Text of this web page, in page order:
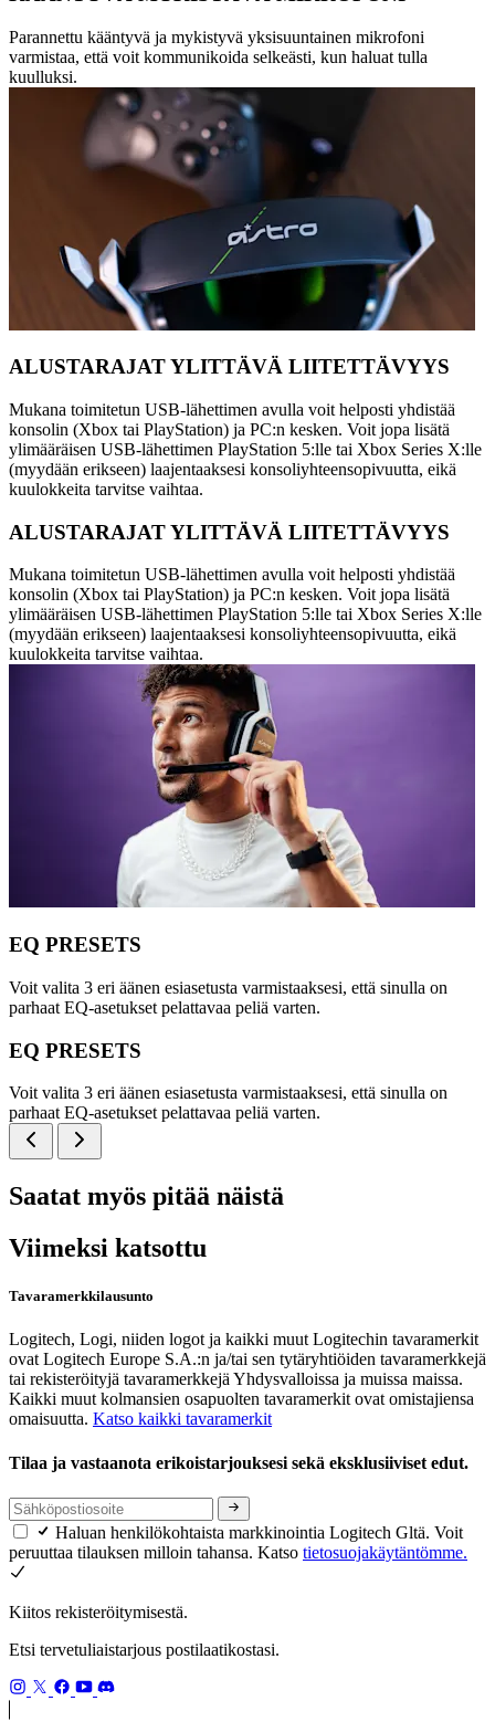
Parannettu kääntyvä ja mykistyvä yksisuuntainen mikrofoni
varmistaa, että voit kommunikoida selkeästi, kun haluat tulla
kuulluksi.
ALUSTARAJAT YLITTÄVÄ LIITETTÄVYYS
Mukana toimitetun USB-lähettimen avulla voit helposti yhdistää
konsolin (Xbox tai PlayStation) ja PC:n kesken. Voit jopa lisätä
ylimääräisen USB-lähettimen PlayStation 5:lle tai Xbox Series X:lle
(myydään erikseen) laajentaaksesi konsoliyhteensopivuutta, eikä
kuulokkeita tarvitse vaihtaa.
ALUSTARAJAT YLITTÄVÄ LIITETTÄVYYS
Mukana toimitetun USB-lähettimen avulla voit helposti yhdistää
konsolin (Xbox tai PlayStation) ja PC:n kesken. Voit jopa lisätä
ylimääräisen USB-lähettimen PlayStation 5:lle tai Xbox Series X:lle
(myydään erikseen) laajentaaksesi konsoliyhteensopivuutta, eikä
kuulokkeita tarvitse vaihtaa.
EQ PRESETS
Voit valita 3 eri äänen esiasetusta varmistaaksesi, että sinulla on
parhaat EQ-asetukset pelattavaa peliä varten.
EQ PRESETS
Voit valita 3 eri äänen esiasetusta varmistaaksesi, että sinulla on
parhaat EQ-asetukset pelattavaa peliä varten.
Saatat myös pitää näistä
Viimeksi katsottu
Tavaramerkkilausunto
Logitech, Logi, niiden logot ja kaikki muut Logitechin tavaramerkit
ovat Logitech Europe S.A.:n ja/tai sen tytäryhtiöiden tavaramerkkejä
tai rekisteröityjä tavaramerkkejä Yhdysvalloissa ja muissa maissa.
Kaikki muut kolmansien osapuolten tavaramerkit ovat omistajiensa
omaisuutta. Katso kaikki tavaramerkit
Tilaa ja vastaanota erikoistarjouksesi sekä eksklusiiviset edut.
Haluan henkilökohtaista markkinointia Logitech Gltä. Voit
peruuttaa tilauksen milloin tahansa. Katso tietosuojakäytäntömme.
Kiitos rekisteröitymisestä.
Etsi tervetuliaistarjous postilaatikostasi.